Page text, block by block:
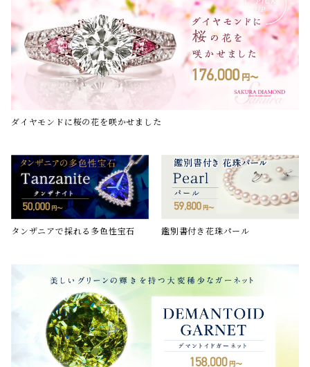
ダイヤモンドに桜の花を咲かせました
タンザニアで採れる多色性宝石 鑑別書付き花珠パール